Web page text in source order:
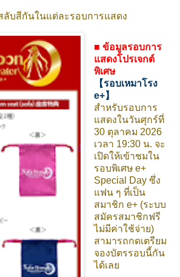
บสีกันในแต่ละรอบการแสดง
■ ข้อมูลรอบการ
แสดงโปรเจกต์
พิเศษ
【รอบเหมาโรง
e+】
สำหรับรอบการ
แสดงในวันศุกร์ที่
30 ตุลาคม 2026
เวลา 19:30 น. จะ
เปิดให้เข้าชมใน
รอบพิเศษ e+
Special Day ซึ่ง
แฟน ๆ ที่เป็น
สมาชิก e+ (ระบบ
สมัครสมาชิกฟรี
ไม่มีค่าใช้จ่าย)
สามารถกดเตรียม
จองบัตรรอบนี้กัน
ได้เลย